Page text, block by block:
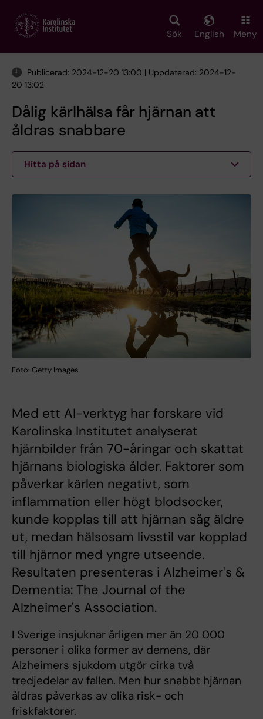
main
Sök English Meny
Publicerad: 2024-12-20 13:00 | Uppdaterad: 2024-12-
20 13:02
Dålig kärlhälsa får hjärnan att
åldras snabbare
Hitta på sidan
Foto: Getty Images
Med ett AI-verktyg har forskare vid
Karolinska Institutet analyserat
hjärnbilder från 70-åringar och skattat
hjärnans biologiska ålder. Faktorer som
påverkar kärlen negativt, som
inflammation eller högt blodsocker,
kunde kopplas till att hjärnan såg äldre
ut, medan hälsosam livsstil var kopplad
till hjärnor med yngre utseende.
Resultaten presenteras i Alzheimer's &
Dementia: The Journal of the
Alzheimer's Association.
I Sverige insjuknar årligen mer än 20 000
personer i olika former av demens, där
Alzheimers sjukdom utgör cirka två
tredjedelar av fallen. Men hur snabbt hjärnan
åldras påverkas av olika risk- och
friskfaktorer.